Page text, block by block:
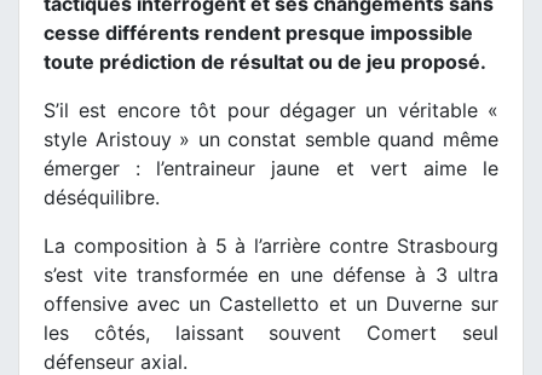
cesse différents rendent presque impossible
toute prédiction de résultat ou de jeu proposé.
S’il est encore tôt pour dégager un véritable «
style Aristouy » un constat semble quand même
émerger : l’entraineur jaune et vert aime le
déséquilibre.
La composition à 5 à l’arrière contre Strasbourg
s’est vite transformée en une défense à 3 ultra
offensive avec un Castelletto et un Duverne sur
les côtés, laissant souvent Comert seul
défenseur axial.